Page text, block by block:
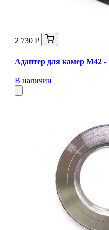
2 730 Р
Адаптер для камер M42
В наличии